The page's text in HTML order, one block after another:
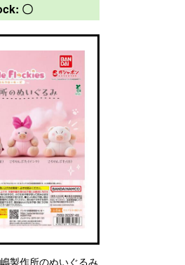
〇
製作所のぬいぐるみ